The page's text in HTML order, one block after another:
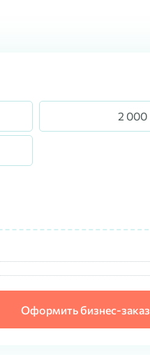
2 000
Оформить бизнес-заказ